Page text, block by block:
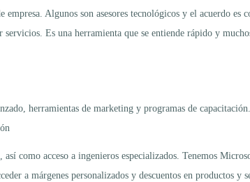
Algunos son asesores tecnológicos y el acuerdo
Es una herramienta que se entiende rápido y
herramientas de marketing y programas de
como acceso a ingenieros especializados. Tenemos
a márgenes personalizados y descuentos en productos y